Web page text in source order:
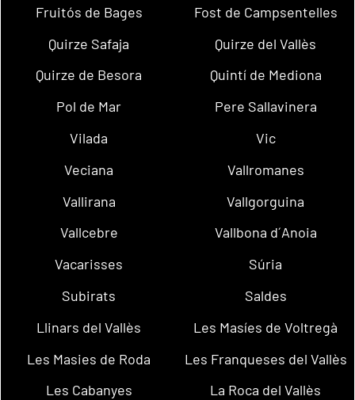
Fruitós de Bages
Fost de Campsentelles
Quirze Safaja
Quirze del Vallès
Quirze de Besora
Quintí de Mediona
Pol de Mar
Pere Sallavinera
Vilada
Vic
Veciana
Vallromanes
Vallirana
Vallgorguina
Vallcebre
Vallbona d´Anoia
Vacarisses
Súria
Subirats
Saldes
Llinars del Vallès
Les Masíes de Voltregà
Les Masies de Roda
Les Franqueses del Vallès
Les Cabanyes
La Roca del Vallès